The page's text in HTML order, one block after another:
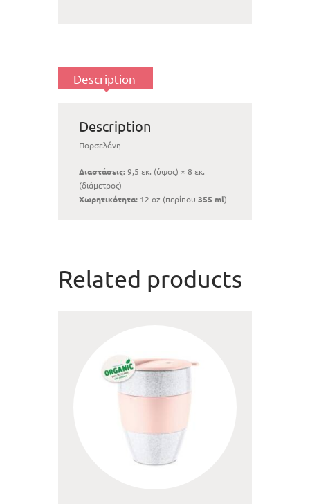
Description
Description
Πορσελάνη
Διαστάσεις:9,5 εκ. (ύψος) × 8 εκ.
(διάμετρος)
Χωρητικότητα: 12 oz (περίπου 355 ml)
Related products